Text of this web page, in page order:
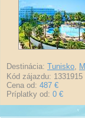
Destinácia: Tunisko,
Kód zájazdu: 1331915
Cena od: 487 €
Príplatky od: 0 €